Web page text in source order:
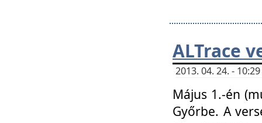
ALTrace
2013. 04. 24. -
Május 1.-én
Győrbe. A